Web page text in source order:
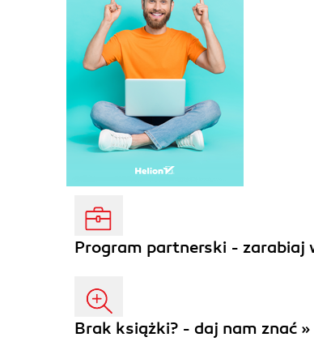
Program partnerski - zarabiaj
Brak książki? - daj nam znać »